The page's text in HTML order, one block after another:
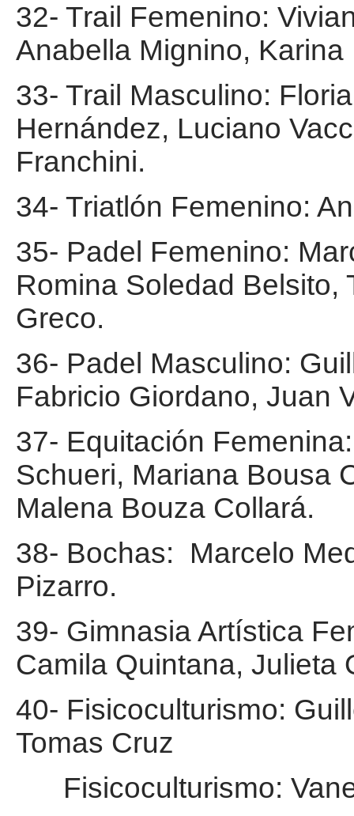
32- Trail Femenino:
Anabella Mignino,
33- Trail Masculino:
Hernández, Luciano
Franchini.
34- Triatlón Femenino:
35- Padel Femenino:
Romina Soledad Belsito,
Greco.
36- Padel Masculino:
Fabricio Giordano, Juan
37- Equitación
Schueri, Mariana Bousa
Malena Bouza Collará.
38- Bochas: Marcelo
Pizarro.
39- Gimnasia Artística
Camila Quintana, Julieta
40- Fisicoculturismo:
Tomas Cruz
Fisicoculturismo: